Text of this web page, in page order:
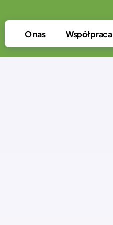
O nas Współpraca